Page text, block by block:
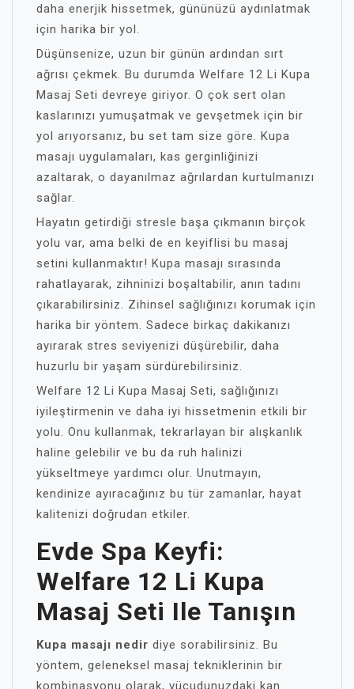
daha enerjik hissetmek, gününüzü aydınlatmak
için harika bir yol.
Düşünsenize, uzun bir günün ardından sırt
ağrısı çekmek. Bu durumda Welfare 12 Li Kupa
Masaj Seti devreye giriyor. O çok sert olan
kaslarınızı yumuşatmak ve gevşetmek için bir
yol arıyorsanız, bu set tam size göre. Kupa
masajı uygulamaları, kas gerginliğinizi
azaltarak, o dayanılmaz ağrılardan kurtulmanızı
sağlar.
Hayatın getirdiği stresle başa çıkmanın birçok
yolu var, ama belki de en keyiflisi bu masaj
setini kullanmaktır! Kupa masajı sırasında
rahatlayarak, zihninizi boşaltabilir, anın tadını
çıkarabilirsiniz. Zihinsel sağlığınızı korumak için
harika bir yöntem. Sadece birkaç dakikanızı
ayırarak stres seviyenizi düşürebilir, daha
huzurlu bir yaşam sürdürebilirsiniz.
Welfare 12 Li Kupa Masaj Seti, sağlığınızı
iyileştirmenin ve daha iyi hissetmenin etkili bir
yolu. Onu kullanmak, tekrarlayan bir alışkanlık
haline gelebilir ve bu da ruh halinizi
yükseltmeye yardımcı olur. Unutmayın,
kendinize ayıracağınız bu tür zamanlar, hayat
kalitenizi doğrudan etkiler.
Evde Spa Keyfi:
Welfare 12 Li Kupa
Masaj Seti Ile Tanışın
Kupa masajı nedir diye sorabilirsiniz. Bu
yöntem, geleneksel masaj tekniklerinin bir
kombinasyonu olarak, vücudunuzdaki kan